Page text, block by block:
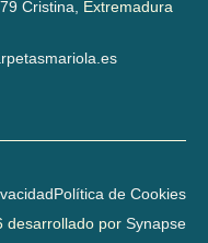
Cristina,
Extremadura
desarrollado por Synapse
Política de Cookies